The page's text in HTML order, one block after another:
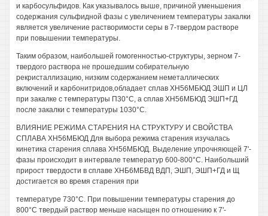
и карбосульфидов. Как указывалось выше, причиной уменьшения
содержания сульфидной фазы с увеличением температуры закалки
является увеличение растворимости серы в 7-твердом растворе
при повышении температуры.
Таким образом, наибольшей гомогенностью-структуры, зерном 7-
твердого раствора не прошедшим собирательную
рекристаллизацию, низким содержанием неметаллических
включений и карбонитридов,обладает сплав ХН56МБЮД ЭШП и ЦЛ
при закалке с температуры П30°С, а сплав ХН56МБЮД ЭШП+ГД
после закалки с температуры 1030°С.
ВЛИЯНИЕ РЕЖИМА СТАРЕНИЯ НА СТРУКТУРУ И СВОЙСТВА
СПЛАВА ХН56МБЮД Для выбора режима старения изучалась
кинетика старения сплава ХН56МБЮД. Выделение упрочняющей 7'-
фазы происходит в интервале температур 600-800°С. Наибольший
прирост твердости в сплаве ХНБ6МБВД ВДП, ЭШП, ЭШП+ГД и Щ
достигается во время старения при
температуре 730°С. При повышении температуры старения до
800°С твердый раствор меньше насыщен по отношению к 7'-